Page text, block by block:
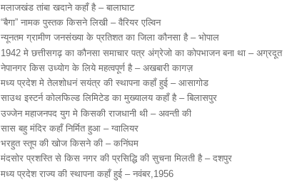
मलाजखंड तांबा खदाने कहाँ है – बालाघाट
“बैगा” नामक पुस्तक किसने लिखी – वैरियर एल्विन
न्यूनतम ग्रामीण जनसंख्या के प्रतिशत का जिला कौनसा है – भोपाल
1942 मे छत्तीसगढ़ का कौनसा समाचार पत्र अंग्रेजो का कोपभाजन बना था – अग्रदूत
नेपानगर किस उध्योग के लिये महत्वपूर्ण है – अखबारी कागज़
मध्य प्रदेश मे तेलशोधनं सयंत्र की स्थापना कहाँ हुई – आसागोड
साउथ इस्टर्न कोलफिल्ड लिमिटेड का मुख्यालय कहाँ है – बिलासपुर
उज्जेन महाजनपद युग मे किसकी राजधानी थी – अवन्ती की
सास बहु मंदिर कहाँ निर्मित हुआ – ग्वालियर
भरहुत स्तूप की खोज किसने की – कनिंघम
मंदसोर प्रशस्ति से किस नगर की प्रसिद्धि की सुचना मिलती है – दशपुर
मध्य प्रदेश राज्य की स्थापना कहाँ हुई – नवंबर,1956